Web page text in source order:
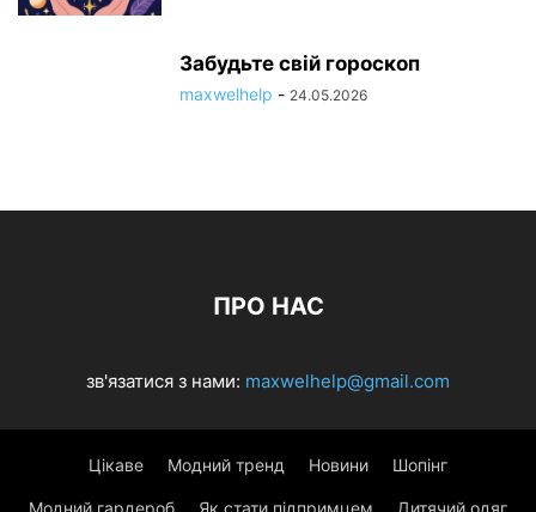
Забудьте свій гороскоп
maxwelhelp - 24.05.2026
ПРО НАС
зв'язатися з нами: maxwelhelp@gmail.com
Цікаве Модний тренд Новини Шопінг
Модний гардероб Як стати підпримцем Дитячий одяг